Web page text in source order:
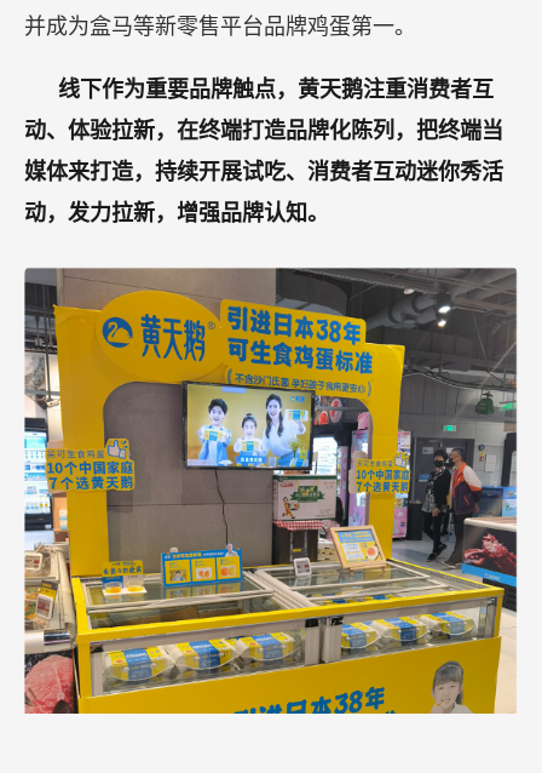
并成为盒马等新零售平台品牌鸡蛋第一。
线下作为重要品牌触点，黄天鹅注重消费者互
动、体验拉新，在终端打造品牌化陈列，把终端当
媒体来打造，持续开展试吃、消费者互动迷你秀活
动，发力拉新，增强品牌认知。